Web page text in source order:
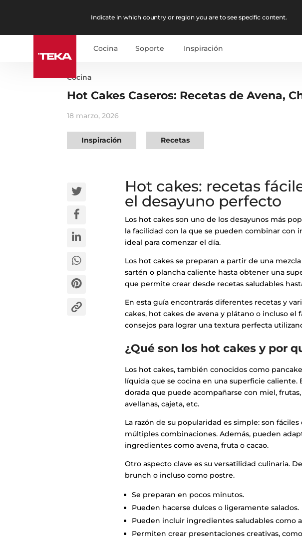
Indicate in which country or region you are to see specific content.
Cocina Soporte Inspiración
Cocina
Hot Cakes Caseros: Recetas de Avena,
18 marzo, 2026
Inspiración Recetas
Hot cakes: recetas
el desayuno perfecto
Los hot cakes son uno de los desayunos más
la facilidad con la que se pueden combinar con
ideal para comenzar el día.
Los hot cakes se preparan a partir de una
sartén o plancha caliente hasta obtener una
que permite crear desde recetas saludables
En esta guía encontrarás diferentes recetas y
cakes, hot cakes de avena y plátano o incluso el
consejos para lograr una textura perfecta
¿Qué son los hot cakes y por
Los hot cakes, también conocidos como
líquida que se cocina en una superficie caliente.
dorada que puede acompañarse con miel,
avellanas, cajeta, etc.
La razón de su popularidad es simple: son
múltiples combinaciones. Además, pueden
ingredientes como avena, fruta o cacao.
Otro aspecto clave es su versatilidad culinaria.
brunch o incluso como postre.
Se preparan en pocos minutos.
Pueden hacerse dulces o ligeramente salados.
Pueden incluir ingredientes saludables como
Permiten crear presentaciones creativas,